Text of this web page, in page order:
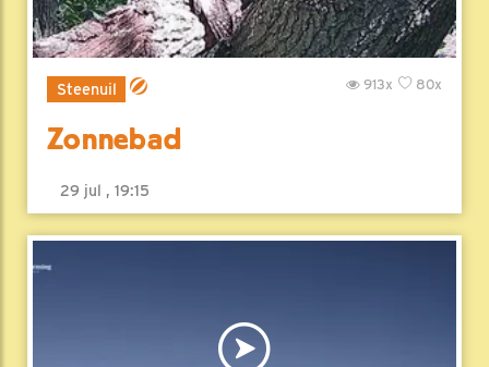
Steenuil 80x
913x
Zonnebad
29 jul , 19:15